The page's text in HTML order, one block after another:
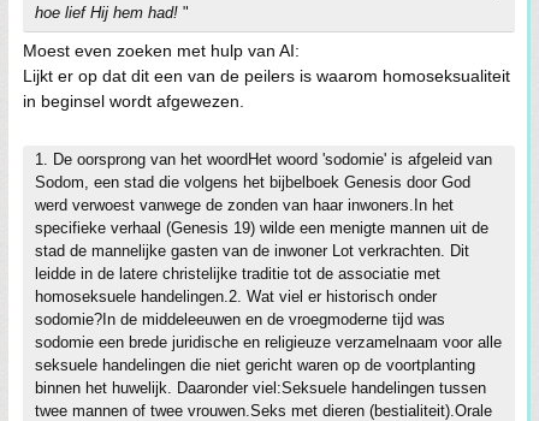
hoe lief Hij hem had! "
Moest even zoeken met hulp van AI:
Lijkt er op dat dit een van de peilers is waarom homoseksualiteit
in beginsel wordt afgewezen.
1. De oorsprong van het woordHet woord 'sodomie' is afgeleid van
Sodom, een stad die volgens het bijbelboek Genesis door God
werd verwoest vanwege de zonden van haar inwoners.In het
specifieke verhaal (Genesis 19) wilde een menigte mannen uit de
stad de mannelijke gasten van de inwoner Lot verkrachten. Dit
leidde in de latere christelijke traditie tot de associatie met
homoseksuele handelingen.2. Wat viel er historisch onder
sodomie?In de middeleeuwen en de vroegmoderne tijd was
sodomie een brede juridische en religieuze verzamelnaam voor alle
seksuele handelingen die niet gericht waren op de voortplanting
binnen het huwelijk. Daaronder viel:Seksuele handelingen tussen
twee mannen of twee vrouwen.Seks met dieren (bestialiteit).Orale